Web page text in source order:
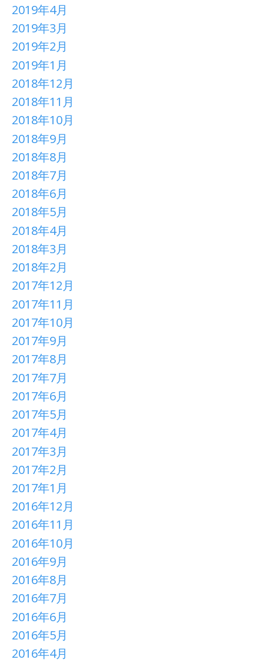
2019年4月
2019年3月
2019年2月
2019年1月
2018年12月
2018年11月
2018年10月
2018年9月
2018年8月
2018年7月
2018年6月
2018年5月
2018年4月
2018年3月
2018年2月
2017年12月
2017年11月
2017年10月
2017年9月
2017年8月
2017年7月
2017年6月
2017年5月
2017年4月
2017年3月
2017年2月
2017年1月
2016年12月
2016年11月
2016年10月
2016年9月
2016年8月
2016年7月
2016年6月
2016年5月
2016年4月